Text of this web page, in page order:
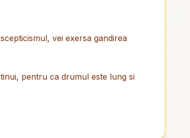
vei exersa gandirea
pentru ca drumul este lung si